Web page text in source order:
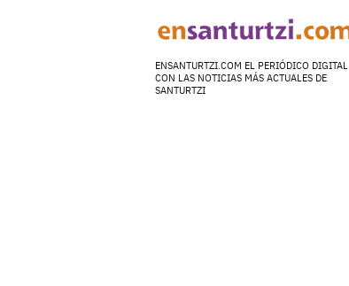
ENSANTURTZI.COM EL PERIÓDICO DIGITAL
CON LAS NOTICIAS MÁS ACTUALES DE
SANTURTZI